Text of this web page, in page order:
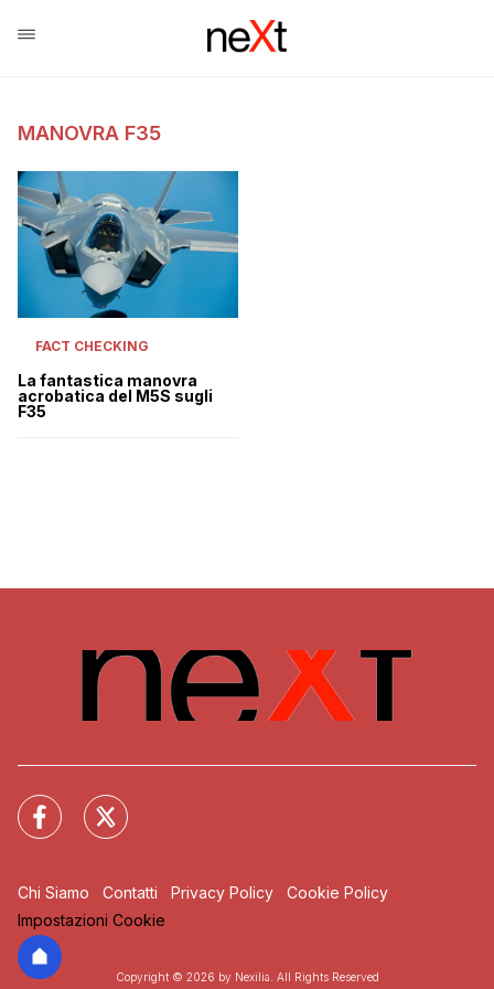
MANOVRA F35
FACT CHECKING
La fantastica manovra
acrobatica del M5S sugli
F35
Chi Siamo Contatti Privacy Policy
Cookie Policy
Impostazioni Cookie
Copyright © 2026 by Nexilia. All Rights Reserved